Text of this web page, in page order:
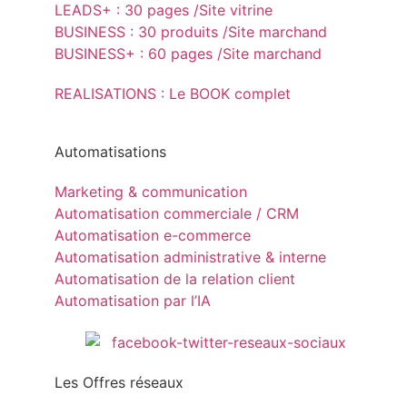
LEADS+ : 30 pages /Site vitrine
BUSINESS : 30 produits /Site marchand
BUSINESS+ : 60 pages /Site marchand
REALISATIONS : Le BOOK complet
Automatisations
Marketing & communication
Automatisation commerciale / CRM
Automatisation e-commerce
Automatisation administrative & interne
Automatisation de la relation client
Automatisation par l’IA
Les Offres réseaux